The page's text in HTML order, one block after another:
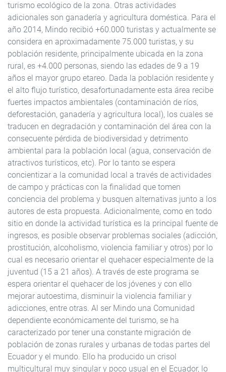
turismo ecológico de la zona. Otras actividades
adicionales son ganadería y agricultura doméstica. Para el
año 2014, Mindo recibió +60.000 turistas y actualmente se
considera en aproximadamente 75.000 turistas, y su
población residente, principalmente ubicada en la zona
rural, es +4.000 personas, siendo las edades de 9 a 19
años el mayor grupo etareo. Dada la población residente y
el alto flujo turístico, desafortunadamente esta área recibe
fuertes impactos ambientales (contaminación de ríos,
deforestación, ganadería y agricultura local), los cuales se
traducen en degradación y contaminación del área con la
consecuente pérdida de biodiversidad y detrimento
ambiental para la población local (agua, conservación de
atractivos turísticos, etc). Por lo tanto se espera
concientizar a la comunidad local a través de actividades
de campo y prácticas con la finalidad que tomen
conciencia del problema y busquen alternativas junto a los
autores de esta propuesta. Adicionalmente, como en todo
sitio en donde la actividad turística es la principal fuente de
ingresos, es posible observar problemas sociales (adicción,
prostitución, alcoholismo, violencia familiar y otros) por lo
cual es necesario orientar el quehacer especialmente de la
juventud (15 a 21 años). A través de este programa se
espera orientar el quehacer de los jóvenes y con ello
mejorar autoestima, disminuir la violencia familiar y
adicciones, entre otras. Al ser Mindo una Comunidad
dependiente económicamente del turismo, se ha
caracterizado por tener una constante migración de
población de zonas rurales y urbanas de todas partes del
Ecuador y el mundo. Ello ha producido un crisol
multicultural muy singular y poco usual en el Ecuador, lo